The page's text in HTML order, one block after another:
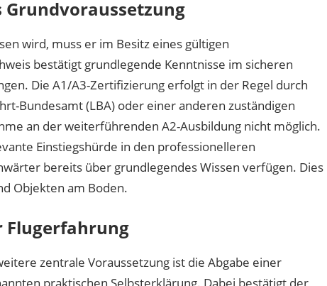
Ablauf
Optionen
Grundvoraussetzung
wird, muss er im Besitz eines gültigen
bestätigt grundlegende Kenntnisse im sicheren
Die A1/A3-Zertifizierung erfolgt in der Regel durch
Bundesamt (LBA) oder einer anderen zuständigen
an der weiterführenden A2-Ausbildung nicht möglich.
Einstiegshürde in den professionelleren
bereits über grundlegendes Wissen verfügen. Dies
Objekten am Boden.
Flugerfahrung
zentrale Voraussetzung ist die Abgabe einer